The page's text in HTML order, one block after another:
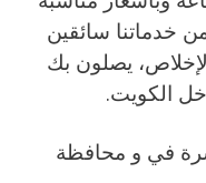
خدماتنا سائقين
يصلون بك
الكويت.
في و محافظة